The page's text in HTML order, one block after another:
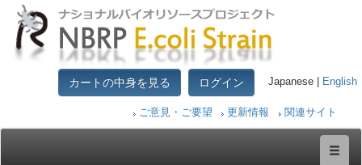
カートの中身を見る ログイン Japanese | English
ご意見・ご要望 更新情報 関連サイト